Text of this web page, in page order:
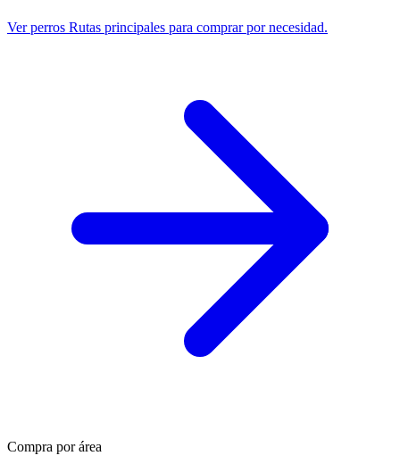
Ver perros Rutas principales para comprar por necesidad.
Compra por área